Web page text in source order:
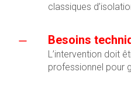
classiques
Besoins
L’intervention doit
professionnel pour